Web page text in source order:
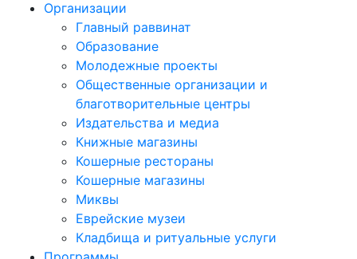
Организации
Главный раввинат
Образование
Молодежные проекты
Общественные организации и
благотворительные центры
Издательства и медиа
Книжные магазины
Кошерные рестораны
Кошерные магазины
Миквы
Еврейские музеи
Кладбища и ритуальные услуги